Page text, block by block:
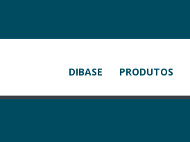
DIBASE PRODUTOS